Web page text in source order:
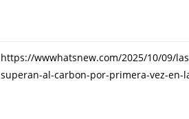
https://wwwhatsnew.com/2025/10/09/
superan-al-carbon-por-primera-vez-en-